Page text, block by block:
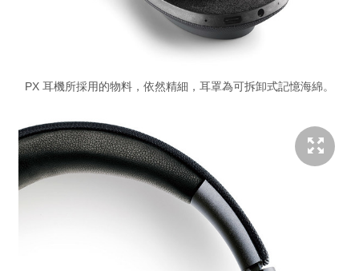
PX 耳機所採用的物料，依然精細，耳罩為可拆卸式記憶海綿。